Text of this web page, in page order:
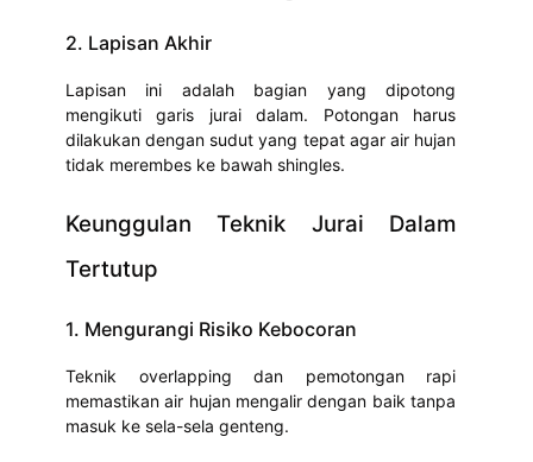
2. Lapisan Akhir
Lapisan ini adalah bagian yang dipotong
mengikuti garis jurai dalam. Potongan harus
dilakukan dengan sudut yang tepat agar air hujan
tidak merembes ke bawah shingles.
Keunggulan Teknik Jurai Dalam
Tertutup
1. Mengurangi Risiko Kebocoran
Teknik overlapping dan pemotongan rapi
memastikan air hujan mengalir dengan baik tanpa
masuk ke sela-sela genteng.